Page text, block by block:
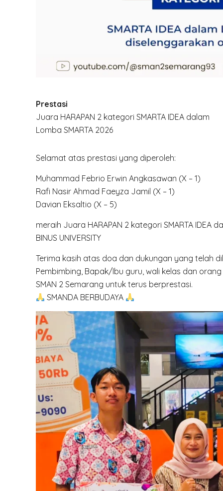
Prestasi
Juara HARAPAN 2 kategori SMARTA IDEA dalam
Lomba SMARTA 2026
Selamat atas prestasi yang diperoleh:
Muhammad Febrio Erwin Angkasawan (X – 1)
Rafi Nasir Ahmad Faeyza Jamil (X – 1)
Davian Eksaltio (X – 5)
meraih Juara HARAPAN 2 kategori SMARTA IDEA
BINUS UNIVERSITY
Terima kasih atas doa dan dukungan yang telah
Pembimbing, Bapak/Ibu guru, wali kelas dan
SMAN 2 Semarang untuk terus berprestasi.
SMANDA BERBUDAYA